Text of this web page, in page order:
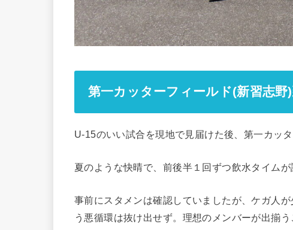
第一カッターフィールド(新習志野
U-15のいい試合を現地で見届けた後、第一カッ
夏のような快晴で、前後半１回ずつ飲水タイムが
事前にスタメンは確認していましたが、ケガ人
う悪循環は抜け出せず。理想のメンバーが出揃